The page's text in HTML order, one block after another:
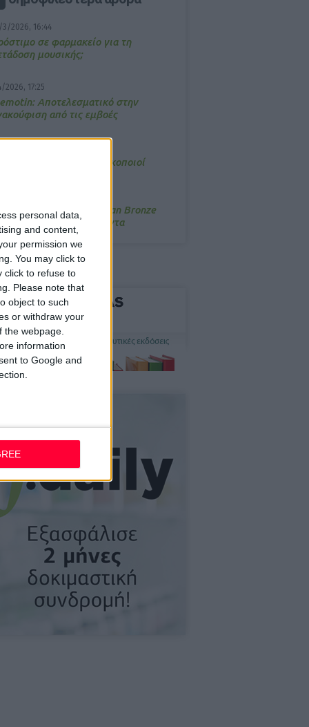
personal data,
and content,
permission we
You may click to
click to refuse to
Please note that
object to such
or withdraw your
webpage.
information
to Google and
3/2026, 16:44
σε φαρμακείο για τη
μουσικής;
2026, 17:25
Αποτελεσματικό στην
από τις εμβοές
θρανία ξανά οι φαρμακοποιοί
Η συλλογή Aegean Bronze
δύο νέα προϊόντα